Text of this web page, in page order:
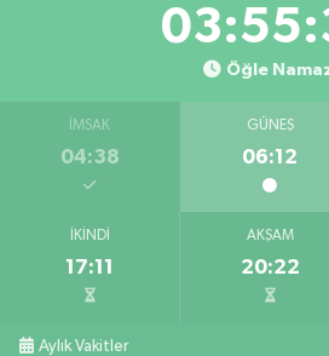
Öğle
İMSAK
04:38
GÜNEŞ
06:12
İKINDI
17:11
AKŞAM
20:22
Aylık Vakitler